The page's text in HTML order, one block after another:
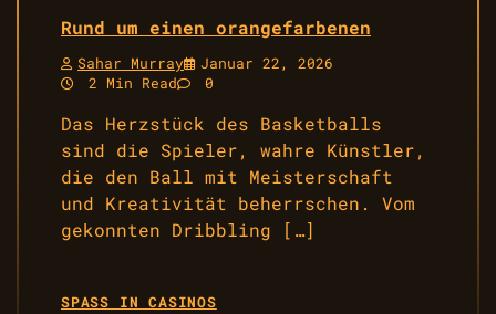
Rund um einen orangefarbenen
Sahar Murray
Januar 22, 2026
2 Min Read
0
Das Herzstück des Basketballs
sind die Spieler, wahre Künstler,
die den Ball mit Meisterschaft
und Kreativität beherrschen. Vom
gekonnten Dribbling […]
SPASS IN CASINOS